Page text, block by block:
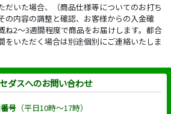
だいた場合、（商品仕様等についてのお打ち
の内容の調整と確認、お客様からの入金確
ね2～3週間程度で商品をお届けします。都合
をいただく場合は別途個別にご連絡いたしま
ダスへのお問い合わせ
号（平日10時～17時）